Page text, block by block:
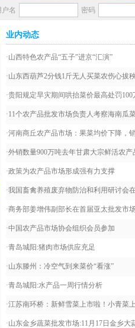
户名 密码
业内动态
·山西特色农产品“五子”进京“汇演”
·山东西葫芦2分钱1斤无人买菜农伤心拔
·贵阳规定旱灾期间哄抬菜价最高处罚100
·11个农产品批发市场负责人考察海南瓜
·河南商丘农产品市场：果菜均价下降，
·外销数量900万吨去年甘肃大宗鲜活农产
·政策为农产品市场形成强有力支撑
·我国畜禽养殖废弃物防治和利用研讨会
·商务部姜增伟副部长在首届亚太批发市
·中国农产品市场协会组织会员参加
·青岛城阳:猪肉市场供应充足
·山东滕州：冷空气到来菜价“看涨”
·青岛城阳:水产品一周行情分析
·江苏南环桥：新鲜雪菜上市啦！小青菜
·山东金乡蔬菜批发市场:11月17日金乡大